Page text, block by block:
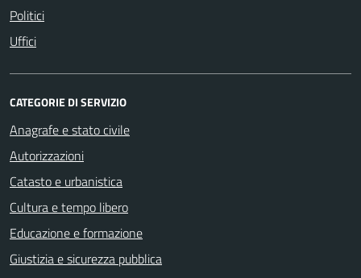
Politici
Uffici
CATEGORIE DI SERVIZIO
Anagrafe e stato civile
Autorizzazioni
Catasto e urbanistica
Cultura e tempo libero
Educazione e formazione
Giustizia e sicurezza pubblica